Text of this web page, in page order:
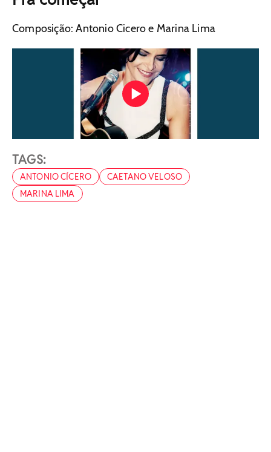
Composição: Antonio Cicero e Marina Lima
TAGS:
ANTONIO CÍCERO
CAETANO VELOSO
MARINA LIMA